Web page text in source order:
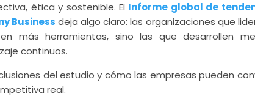
ética y sostenible. El Informe global de
Business deja algo claro: las organizaciones que
más herramientas, sino las que desarrollen
continuos.
del estudio y cómo las empresas pueden
real.